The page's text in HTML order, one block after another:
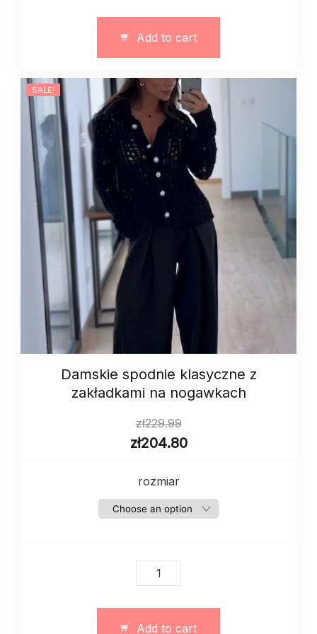
quantity
Add to cart
SALE!
Damskie spodnie klasyczne z
zakładkami na nogawkach
zł229.99
zł204.80
rozmiar
Damskie
Add to cart